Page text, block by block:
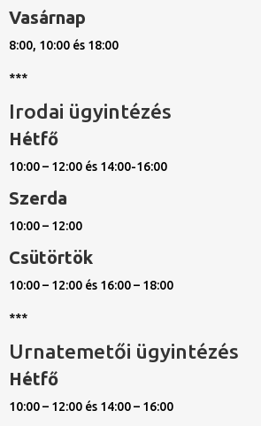
Vasárnap
8:00, 10:00 és 18:00
***
Irodai ügyintézés
Hétfő
10:00 – 12:00 és 14:00-16:00
Szerda
10:00 – 12:00
Csütörtök
10:00 – 12:00 és 16:00 – 18:00
***
Urnatemetői ügyintézés
Hétfő
10:00 – 12:00 és 14:00 – 16:00